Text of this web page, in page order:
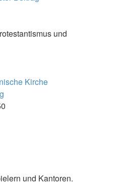
und
Kirche
und Kantoren.